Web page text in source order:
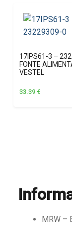
17IPS61-3 –
FONTE
VESTEL
33.39 €
MRW –